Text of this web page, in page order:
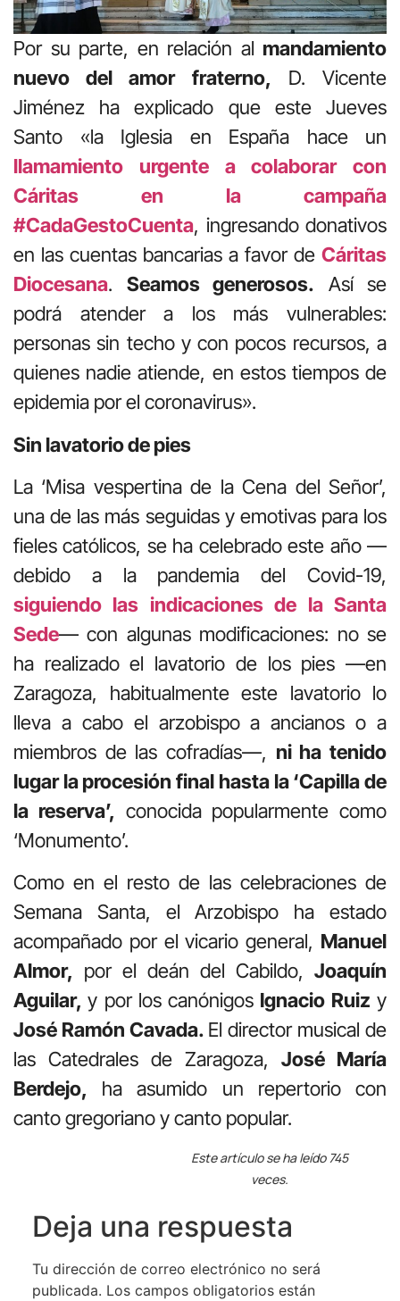
Por su parte, en relación al mandamiento
nuevo del amor fraterno, D. Vicente
Jiménez ha explicado que este Jueves
Santo «la Iglesia en España hace un
llamamiento urgente a colaborar con
Cáritas en la campaña
#CadaGestoCuenta, ingresando donativos
en las cuentas bancarias a favor de Cáritas
Diocesana. Seamos generosos. Así se
podrá atender a los más vulnerables:
personas sin techo y con pocos recursos, a
quienes nadie atiende, en estos tiempos de
epidemia por el coronavirus».
Sin lavatorio de pies
La ‘Misa vespertina de la Cena del Señor’,
una de las más seguidas y emotivas para los
fieles católicos, se ha celebrado este año —
debido a la pandemia del Covid-19,
siguiendo las indicaciones de la Santa
Sede— con algunas modificaciones: no se
ha realizado el lavatorio de los pies —en
Zaragoza, habitualmente este lavatorio lo
lleva a cabo el arzobispo a ancianos o a
miembros de las cofradías—, ni ha tenido
lugar la procesión final hasta la ‘Capilla de
la reserva’, conocida popularmente como
‘Monumento’.
Como en el resto de las celebraciones de
Semana Santa, el Arzobispo ha estado
acompañado por el vicario general, Manuel
Almor, por el deán del Cabildo, Joaquín
Aguilar,y por los canónigos Ignacio Ruiz y
José Ramón Cavada. El director musical de
las Catedrales de Zaragoza, José María
Berdejo, ha asumido un repertorio con
canto gregoriano y canto popular.
Este artículo se ha leído 745
veces.
Deja una respuesta
Tu dirección de correo electrónico no será
publicada. Los campos obligatorios están